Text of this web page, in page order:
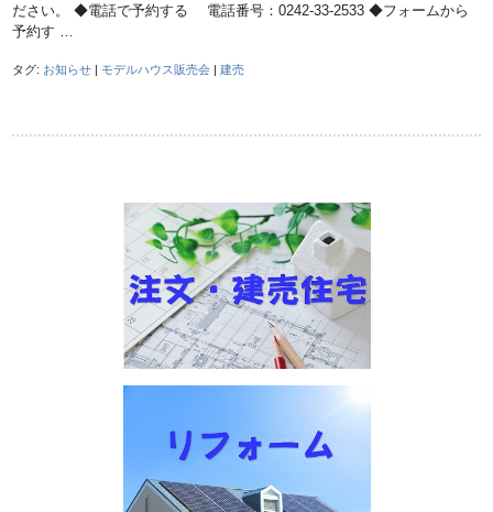
ださい。 ◆電話で予約する 電話番号：0242-33-2533 ◆フォームから
予約す …
タグ: お知らせ |モデルハウス販売会 |建売